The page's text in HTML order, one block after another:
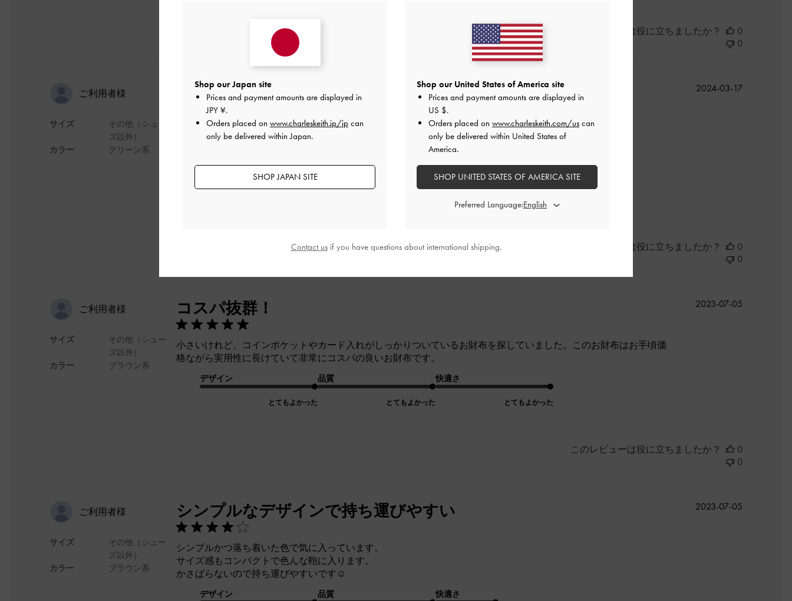
このレビューは役に立ちましたか？
0
0
ご利用者様
サイズ
カラー
その他（シュー
ズ以外）
グリーン系
可愛い
色がとても可愛いです。
銀のファスナーがとても良いです。
サイズも今まで見た中でも、かなりコンパクトで良かったです。ただ、カードが入れにくかったです。
快適さ
とてもよかった
公
2024-03-17
このレビューは役に立ちましたか？
0
0
ご利用者様
サイズ
カラー
その他（シュー
ズ以外）
ブラウン系
コスパ抜群！
小さいけれど、コインポケットやカード入れがしっかりついているお財布を探していました。このお財布はお手頃価
格ながら実用性に長けていて非常にコスパの良いお財布です。
デザイン
とてもよかった
品質
とてもよかった
快適さ
とてもよかった
公
2023-07-05
このレビューは役に立ちましたか？
0
0
ご利用者様
サイズ
カラー
その他（シュー
ズ以外）
ブラウン系
シンプルなデザインで持ち運びやすい
シンプルかつ落ち着いた色で気に入っています。
サイズ感もコンパクトで色んな鞄に入ります。
かさばらないので持ち運びやすいです☺️
デザイン 品質 快適さ
公
2023-07-05
Shop our Japan site
Prices and payment amounts are displayed in
JPY ¥.
Orders placed on www.charleskeith.jp/jp can
only be delivered within Japan.
SHOP JAPAN SITE
Shop our United States of America site
Prices and payment amounts are displayed in
US $.
Orders placed on www.charleskeith.com/us can
only be delivered within United States of
America.
SHOP UNITED STATES OF AMERICA SITE
Preferred Language:
Contact usif you have questions about international shipping.